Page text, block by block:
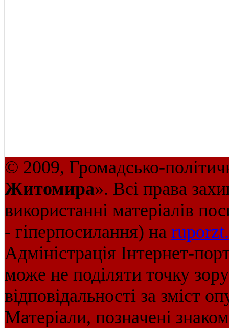
© 2009, Громадсько-
Житомира». Всі права
використанні матеріалів
- гіперпосилання) на
Адміністрація Інтернет-
може не поділяти точку
відповідальності за зміст
Матеріали, позначені